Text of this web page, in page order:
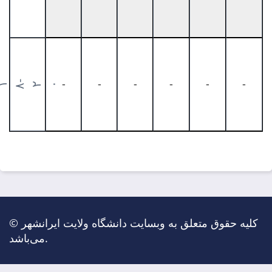
- ۲۰ - - - - - -
© کلیه حقوق متعلق به وبسایت دانشگاه ولایت ایرانشهر
می‌باشد.